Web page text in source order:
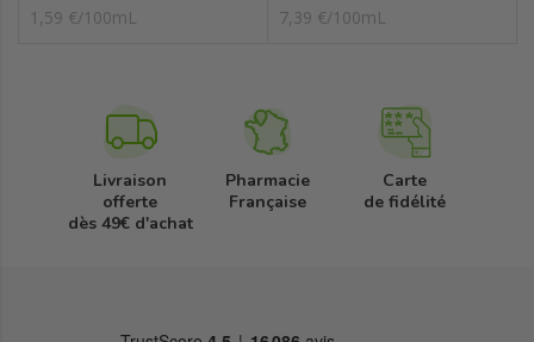
1,59 €/100mL 7,39 €/100mL
Livraison
offerte
dès 49€ d'achat
Pharmacie
Française
Carte
de fidélité